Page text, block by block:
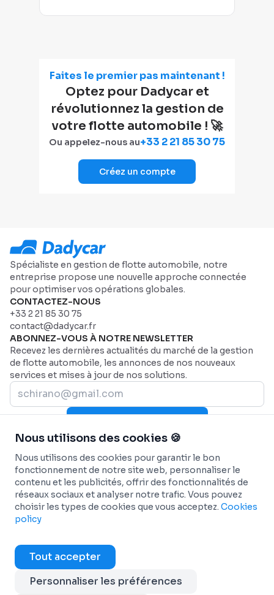
Faites le premier pas maintenant !
Optez pour Dadycar et
révolutionnez la gestion de
votre flotte automobile ! 🚀
Ou appelez-nous au+33 2 21 85 30 75
Créez un compte
Spécialiste en gestion de flotte automobile, notre
entreprise propose une nouvelle approche connectée
pour optimiser vos opérations globales.
CONTACTEZ-NOUS
+33 2 21 85 30 75
contact@dadycar.fr
ABONNEZ-VOUS À NOTRE NEWSLETTER
Recevez les dernières actualités du marché de la gestion
de flotte automobile, les annonces de nos nouveaux
services et mises à jour de nos solutions.
PLAN DU SITE
Page d'accueil
Secteurs
Pourquoi Dadycar
Tarification
AIDE
Nous contacter
SECTEURS
Service et maintenance
Santé et services d’urgence
Flottes commerciales
BTP
Transport Frigorifique
Services de Coursier
Transport et logistique
FONCTIONNALITÉS
Tableau de bord personnalisé
Suivi télématique en temps réel
Maintenance prédictive et automatisée
Automatisation des flux de travail
Gestion des dépenses opérationnelles
Gestion des sinistres et des amendes
SOLUTIONS
Géolocalisation et suivi de flotte
Autopartage en entreprise
Dadycar Garages
INTÉGRATIONS
Véhicules connectés - OEM
Cartes carburant
Partenaires de maintenance
INFO
Cookies policy
Copyright © 2025 Dadycar Solutions Tous droits
Nous utilisons des cookies 🍪
Nous utilisons des cookies pour garantir le bon
fonctionnement de notre site web, personnaliser le
contenu et les publicités, offrir des fonctionnalités de
réseaux sociaux et analyser notre trafic. Vous pouvez
choisir les types de cookies que vous acceptez. Cookies
policy
Tout accepter
Personnaliser les préférences